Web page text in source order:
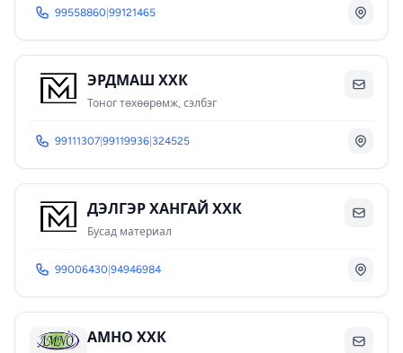
99558860 99121465
ЭРДМАШ ХХК
Тоног төхөөрөмж, сэлбэг
99111307 99119936 324525
ДЭЛГЭР ХАНГАЙ ХХК
Бусад материал
99006430 94946984
АМНО ХХК